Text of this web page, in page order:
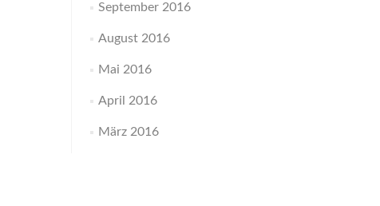
September 2016
August 2016
Mai 2016
April 2016
März 2016